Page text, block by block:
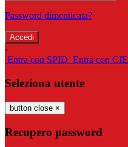
Password dimenticata?
-
Entra con SPID Entra con CIE
Seleziona utente
button close ×
Recupero password